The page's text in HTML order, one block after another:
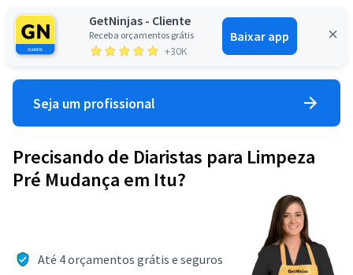
GetNinjas - Cliente
Receba orçamentos grátis
+30K
Baixar app
Entrar
Seja um profissional
Precisando de Diaristas para Limpeza
Pré Mudança em Itu?
Até 4 orçamentos grátis e seguros